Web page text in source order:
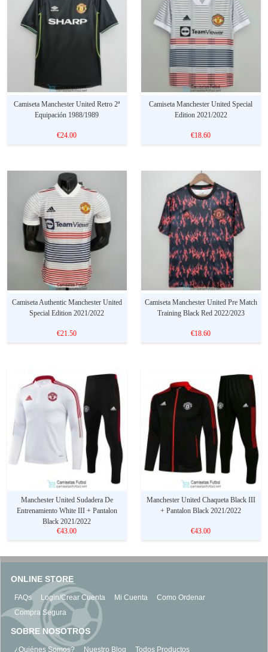
Camiseta Manchester United Retro 2ª
Equipación 1988/1989
€24.00
Camiseta Manchester United Special
Edition 2021/2022
€18.60
Camiseta Authentic Manchester United
Special Edition 2021/2022
€21.50
Camiseta Manchester United Pre Match
Training Black Red 2022/2023
€18.60
Manchester United Sudadera De
Entrenamiento White III + Pantalon
Black 2021/2022
€43.00
Manchester United Chaqueta Black III
+ Pantalon Black 2021/2022
€43.00
ONLINE STORE
FAQs Login/Crear Cuenta Mi Cuenta
Como Ordenar
Compra Segura
SOBRE NOSOTROS
¿Quiénes Somos? Nuestro Blog Todos Productos